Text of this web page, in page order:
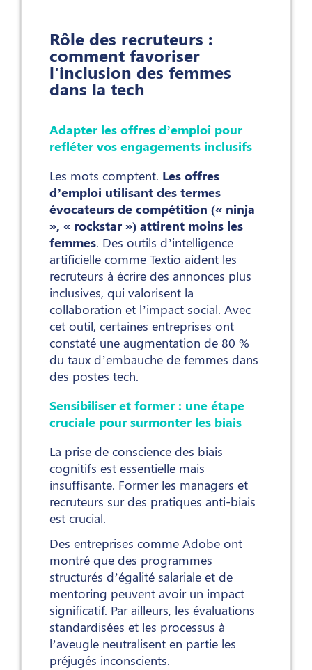
Rôle des recruteurs :
comment favoriser
l'inclusion des femmes
dans la tech
Adapter les offres d’emploi pour
refléter vos engagements inclusifs
Les mots comptent. Les offres
d’emploi utilisant des termes
évocateurs de compétition (« ninja
», « rockstar ») attirent moins les
femmes. Des outils d’intelligence
artificielle comme Textio aident les
recruteurs à écrire des annonces plus
inclusives, qui valorisent la
collaboration et l’impact social. Avec
cet outil, certaines entreprises ont
constaté une augmentation de 80 %
du taux d’embauche de femmes dans
des postes tech.
Sensibiliser et former : une étape
cruciale pour surmonter les biais
La prise de conscience des biais
cognitifs est essentielle mais
insuffisante. Former les managers et
recruteurs sur des pratiques anti-biais
est crucial.
Des entreprises comme Adobe ont
montré que des programmes
structurés d’égalité salariale et de
mentoring peuvent avoir un impact
significatif. Par ailleurs, les évaluations
standardisées et les processus à
l’aveugle neutralisent en partie les
préjugés inconscients.